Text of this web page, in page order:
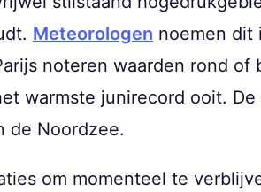
Meteorologen noemen dit
noteren waarden rond
warmste junirecord ooit.
de Noordzee.
om momenteel te